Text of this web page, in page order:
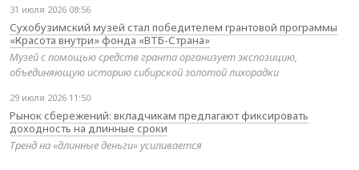
31 июля 2026 08:56
Сухобузимский музей стал победителем грантовой программы
«Красота внутри» фонда «ВТБ-Страна»
Музей с помощью средств гранта организует экспозицию,
объединяющую историю сибирской золотой лихорадки
29 июля 2026 11:50
Рынок сбережений: вкладчикам предлагают фиксировать
доходность на длинные сроки
Тренд на «длинные деньги» усиливается